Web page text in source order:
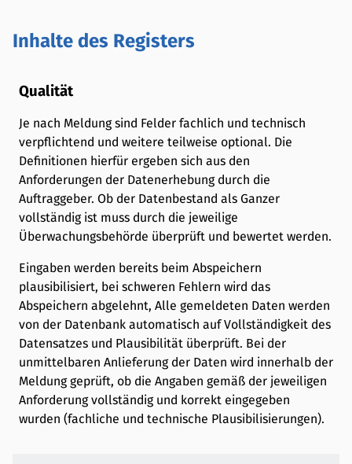
Inhalte des Registers
Qualität
Je nach Meldung sind Felder fachlich und technisch
verpflichtend und weitere teilweise optional. Die
Definitionen hierfür ergeben sich aus den
Anforderungen der Datenerhebung durch die
Auftraggeber. Ob der Datenbestand als Ganzer
vollständig ist muss durch die jeweilige
Überwachungsbehörde überprüft und bewertet werden.
Eingaben werden bereits beim Abspeichern
plausibilisiert, bei schweren Fehlern wird das
Abspeichern abgelehnt, Alle gemeldeten Daten werden
von der Datenbank automatisch auf Vollständigkeit des
Datensatzes und Plausibilität überprüft. Bei der
unmittelbaren Anlieferung der Daten wird innerhalb der
Meldung geprüft, ob die Angaben gemäß der jeweiligen
Anforderung vollständig und korrekt eingegeben
wurden (fachliche und technische Plausibilisierungen).